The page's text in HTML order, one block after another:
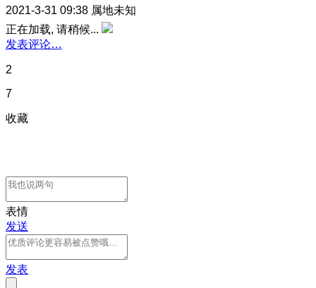
2021-3-31 09:38 属地未知
正在加载, 请稍候...
发表评论…
2
7
收藏
表情
发送
发表